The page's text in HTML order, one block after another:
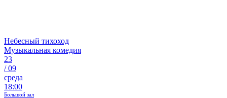
Небесный тихоход
Музыкальная комедия
23
/09
среда
18:00
Большой зал